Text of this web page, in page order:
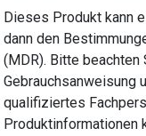
Dieses Produkt kann
dann den
(MDR). Bitte
Gebrauchsanweisung
qualifiziertes
Produktinformationen